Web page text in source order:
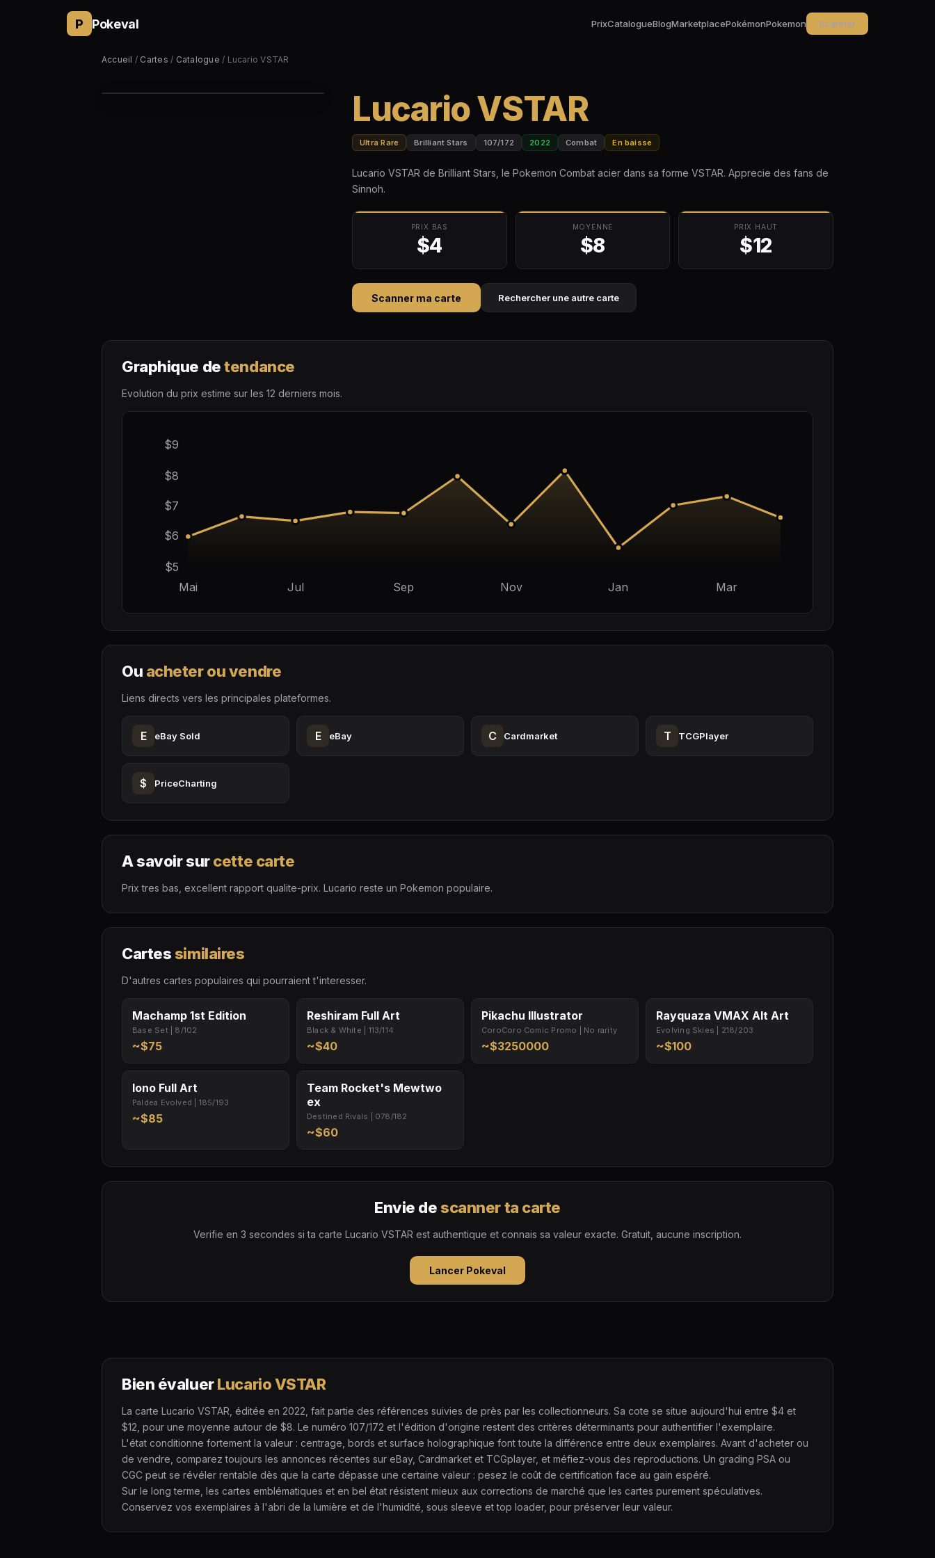
P Pokeval PrixCatalogueBlogMarketplacePokémonPokemon Scanner
Accueil / Cartes / Catalogue / Lucario VSTAR
Lucario VSTAR
Ultra Rare Brilliant Stars 107/172 2022 Combat En baisse
Lucario VSTAR de Brilliant Stars, le Pokemon Combat acier dans sa forme VSTAR. Apprecie des fans de
Sinnoh.
PRIX BAS
$4
MOYENNE
$8
PRIX HAUT
$12
Scanner ma carte Rechercher une autre carte
Graphique detendance
Evolution du prix estime sur les 12 derniers mois.
$5
$6
$7
$8
$9
Mai Jul Sep Nov Jan Mar
Ou acheter ou vendre
Liens directs vers les principales plateformes.
E eBay Sold E eBay C Cardmarket T TCGPlayer
$ PriceCharting
A savoir surcette carte
Prix tres bas, excellent rapport qualite-prix. Lucario reste un Pokemon populaire.
Cartessimilaires
D'autres cartes populaires qui pourraient t'interesser.
Machamp 1st Edition
Base Set | 8/102
~$75
Reshiram Full Art
Black & White | 113/114
~$40
Pikachu Illustrator
CoroCoro Comic Promo | No rarity
~$3250000
Rayquaza VMAX Alt Art
Evolving Skies | 218/203
~$100
Iono Full Art
Paldea Evolved | 185/193
~$85
Team Rocket's Mewtwo
ex
Destined Rivals | 078/182
~$60
Envie descanner ta carte
Verifie en 3 secondes si ta carte Lucario VSTAR est authentique et connais sa valeur exacte. Gratuit, aucune inscription.
Lancer Pokeval
Bien évaluerLucario VSTAR
La carte Lucario VSTAR, éditée en 2022, fait partie des références suivies de près par les collectionneurs. Sa cote se situe aujourd'hui entre $4 et
$12, pour une moyenne autour de $8. Le numéro 107/172 et l'édition d'origine restent des critères déterminants pour authentifier l'exemplaire.
L'état conditionne fortement la valeur : centrage, bords et surface holographique font toute la différence entre deux exemplaires. Avant d'acheter ou
de vendre, comparez toujours les annonces récentes sur eBay, Cardmarket et TCGplayer, et méfiez-vous des reproductions. Un grading PSA ou
CGC peut se révéler rentable dès que la carte dépasse une certaine valeur : pesez le coût de certification face au gain espéré.
Sur le long terme, les cartes emblématiques et en bel état résistent mieux aux corrections de marché que les cartes purement spéculatives.
Conservez vos exemplaires à l'abri de la lumière et de l'humidité, sous sleeve et top loader, pour préserver leur valeur.